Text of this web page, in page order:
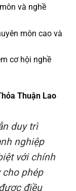
và nghề
môn cao và
cơ hội nghề
Thuận Lao
duy trì
nghiệp
với chính
cho phép
điều